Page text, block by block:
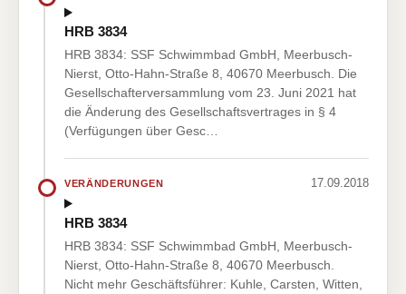
HRB 3834
HRB 3834: SSF Schwimmbad GmbH, Meerbusch-
Nierst, Otto-Hahn-Straße 8, 40670 Meerbusch. Die
Gesellschafterversammlung vom 23. Juni 2021 hat
die Änderung des Gesellschaftsvertrages in § 4
(Verfügungen über Gesc…
VERÄNDERUNGEN 17.09.2018
HRB 3834
HRB 3834: SSF Schwimmbad GmbH, Meerbusch-
Nierst, Otto-Hahn-Straße 8, 40670 Meerbusch.
Nicht mehr Geschäftsführer: Kuhle, Carsten, Witten,